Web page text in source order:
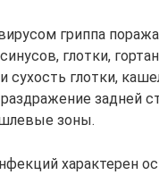
гриппа
глотки,
сухость глотки,
задней
зоны.
характерен